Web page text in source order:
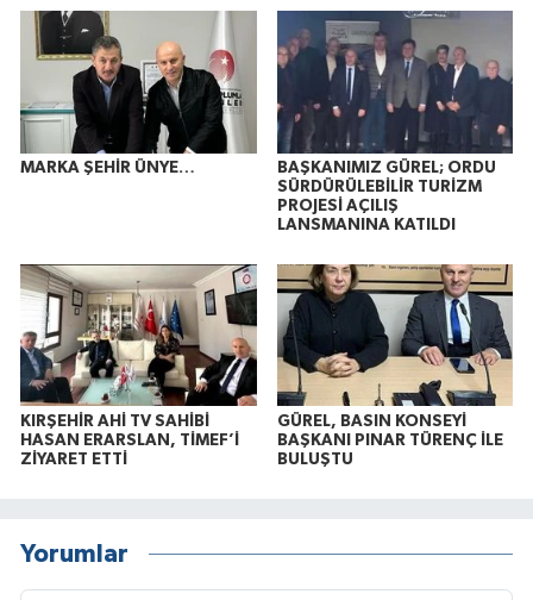
MARKA ŞEHİR ÜNYE…
BAŞKANIMIZ GÜREL; ORDU
SÜRDÜRÜLEBİLİR TURİZM
PROJESİ AÇILIŞ
LANSMANINA KATILDI
KIRŞEHİR AHİ TV SAHİBİ
HASAN ERARSLAN, TİMEF’İ
ZİYARET ETTİ
GÜREL, BASIN KONSEYİ
BAŞKANI PINAR TÜRENÇ İLE
BULUŞTU
Yorumlar